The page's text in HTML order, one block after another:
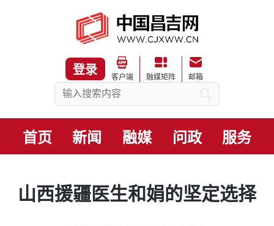
登录
客户端 融媒矩阵 邮箱
首页 新闻 融媒 问政 服务
山西援疆医生和娟的坚定选择